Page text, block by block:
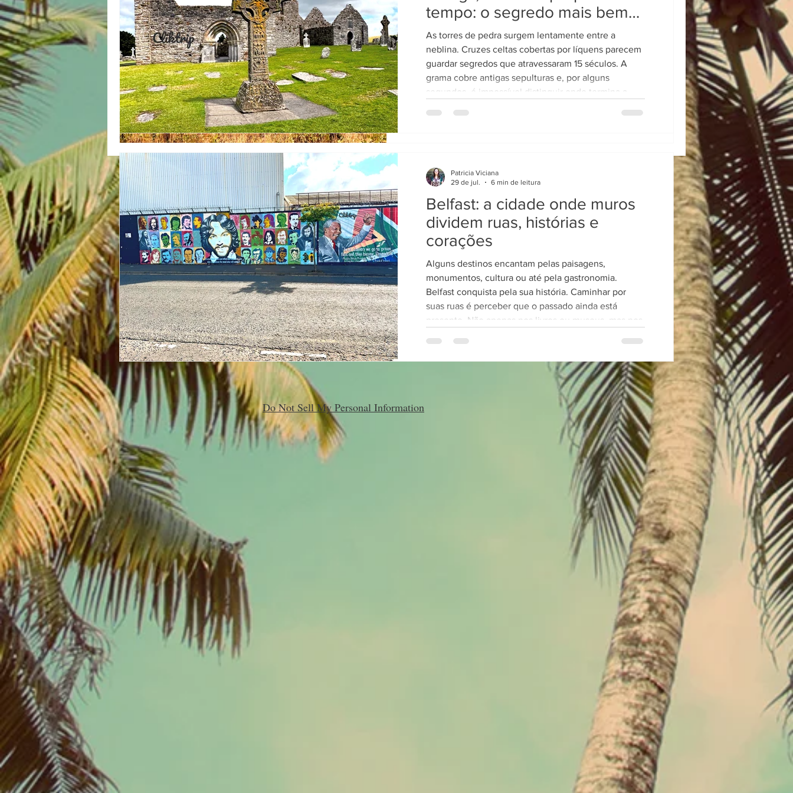
cerrado brasileiro
No meio do cerrado brasileiro, o cenário de dunas douradas,
paisagens grandiosas, fervedouros e cachoeiras, e um céu
repleto de...
tempo: o segredo mais bem
guardado da Irlanda !
As torres de pedra surgem lentamente entre a
neblina. Cruzes celtas cobertas por líquens parecem
guardar segredos que atravessaram 15 séculos. A
grama cobre antigas sepulturas e, por alguns
segundos, é impossível distinguir onde termina a
Belfast: a cidade onde muros
dividem ruas, histórias e
corações
Alguns destinos encantam pelas paisagens,
monumentos, cultura ou até pela gastronomia.
Belfast conquista pela sua história. Caminhar por
suas ruas é perceber que o passado ainda está
presente. Não apenas nos livros ou museus, mas nos
impossível visitar Belfast sem refletir sobre um dos
conflitos mais marcantes da história recente da
Europa. É uma experiência intensa.
Patricia Viciana
29 de jul.
6 min de leitura
Do Not Sell My Personal Information